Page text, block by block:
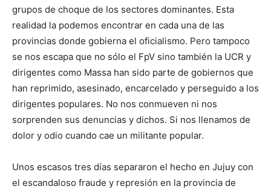
grupos de choque de los sectores dominantes. Esta
realidad la podemos encontrar en cada una de las
provincias donde gobierna el oficialismo. Pero tampoco
se nos escapa que no sólo el FpV sino también la UCR y
dirigentes como Massa han sido parte de gobiernos que
han reprimido, asesinado, encarcelado y perseguido a los
dirigentes populares. No nos conmueven ni nos
sorprenden sus denuncias y dichos. Si nos llenamos de
dolor y odio cuando cae un militante popular.
Unos escasos tres días separaron el hecho en Jujuy con
el escandaloso fraude y represión en la provincia de